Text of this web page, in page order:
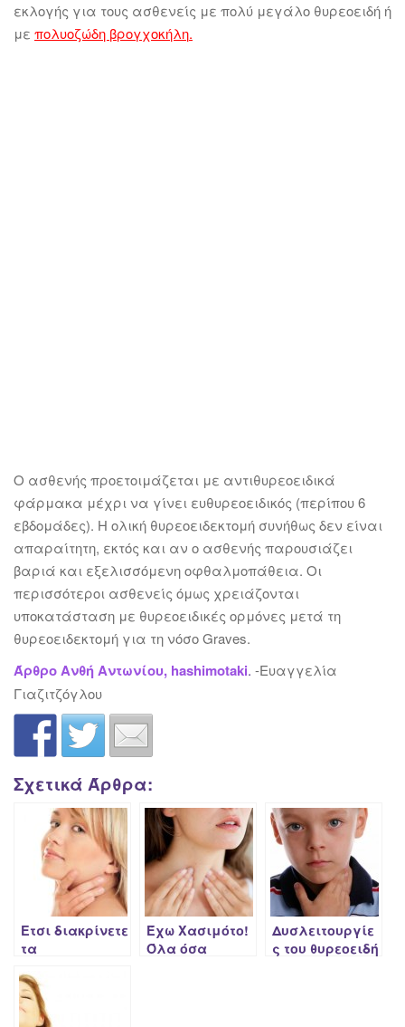
εκλογής για τους ασθενείς με πολύ μεγάλο θυρεοειδή ή
με πολυοζώδη βρογχοκήλη.
Ο ασθενής προετοιμάζεται με αντιθυρεοειδικά
φάρμακα μέχρι να γίνει ευθυρεοειδικός (περίπου 6
εβδομάδες). Η ολική θυρεοειδεκτομή συνήθως δεν είναι
απαραίτητη, εκτός και αν ο ασθενής παρουσιάζει
βαριά και εξελισσόμενη οφθαλμοπάθεια. Οι
περισσότεροι ασθενείς όμως χρειάζονται
υποκατάσταση με θυρεοειδικές ορμόνες μετά τη
θυρεοειδεκτομή για τη νόσο Graves.
Άρθρο Aνθή Αντωνίου, hashimotaki. -Ευαγγελία
Γιαζιτζόγλου
Σχετικά Άρθρα:
Ετσι διακρίνετε
τα
του
Υπερθυρεοειδι
σμού;
Έχω Χασιμότο!
Όλα όσα
Δυσλειτουργίε
ς του θυρεοειδή